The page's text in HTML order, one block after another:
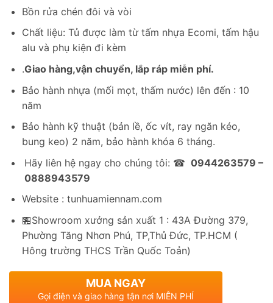
Bồn rửa chén đôi và vòi
Chất liệu: Tủ được làm từ tấm nhựa Ecomi, tấm hậu
alu và phụ kiện đi kèm
.Giao hàng,vận chuyển, lắp ráp miễn phí.
Bảo hành nhựa (mối mọt, thấm nước) lên đến : 10
năm
Bảo hành kỹ thuật (bản lề, ốc vít, ray ngăn kéo,
bung keo) 2 năm, bảo hành khóa 6 tháng.
Hãy liên hệ ngay cho chúng tôi: ☎ 0944263579 –
0888943579
Website : tunhuamiennam.com
🏪Showroom xưởng sản xuất 1 : 43A Đường 379,
Phường Tăng Nhơn Phú, TP,Thủ Đức, TP.HCM (
Hông trường THCS Trần Quốc Toản)
MUA NGAY
Gọi điện và giao hàng tận nơi MIỄN PHÍ